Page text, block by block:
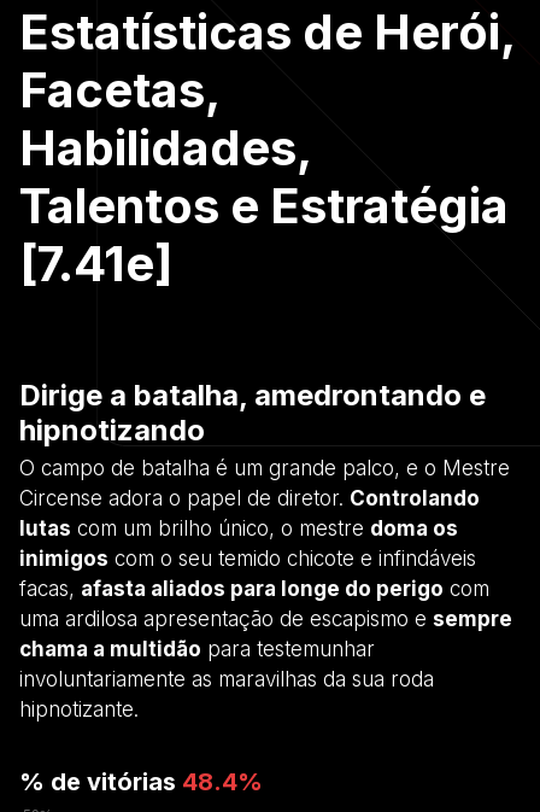
Estatísticas de Herói,
Facetas,
Habilidades,
Talentos e Estratégia
[7.41e]
Dirige a batalha, amedrontando e
hipnotizando
O campo de batalha é um grande palco, e o Mestre
Circense adora o papel de diretor. Controlando
lutas com um brilho único, o mestre doma os
inimigos com o seu temido chicote e infindáveis
facas, afasta aliados para longe do perigo com
uma ardilosa apresentação de escapismo e sempre
chama a multidão para testemunhar
involuntariamente as maravilhas da sua roda
hipnotizante.
% de vitórias 48.4%